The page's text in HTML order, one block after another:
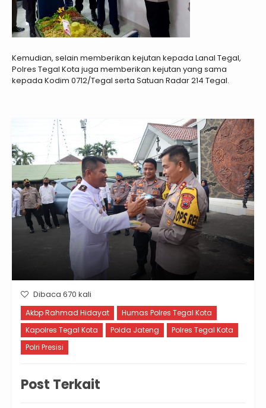
Kemudian, selain memberikan kejutan kepada Lanal Tegal,
Polres Tegal Kota juga memberikan kejutan yang sama
kepada Kodim 0712/Tegal serta Satuan Radar 214 Tegal.
Dibaca 670 kali
Akbp Rahmad Hidayat
Humas Polres Tegal Kota
Kapolres Tegal Kota
Polda Jateng
Polres Tegal Kota
Polri Presisi
Post Terkait